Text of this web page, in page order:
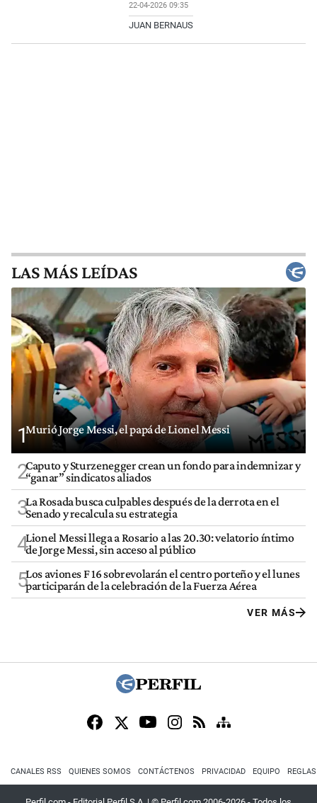
22-04-2026 09:35
JUAN BERNAUS
LAS MÁS LEÍDAS
1Murió Jorge Messi, el papá de Lionel Messi
2Caputo y Sturzenegger crean un fondo para indemnizar y
“ganar” sindicatos aliados
3La Rosada busca culpables después de la derrota en el
Senado y recalcula su estrategia
4Lionel Messi llega a Rosario a las 20.30: velatorio íntimo
de Jorge Messi, sin acceso al público
5Los aviones F 16 sobrevolarán el centro porteño y el lunes
participarán de la celebración de la Fuerza Aérea
VER MÁS
CANALES RSS QUIENES SOMOS CONTÁCTENOS PRIVACIDAD EQUIPO